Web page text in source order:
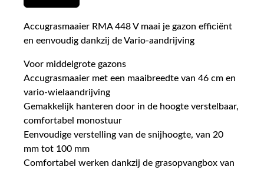
Accugrasmaaier RMA 448 V maai je gazon efficiënt
en eenvoudig dankzij de Vario-aandrijving
Voor middelgrote gazons
Accugrasmaaier met een maaibreedte van 46 cm en
vario-wielaandrijving
Gemakkelijk hanteren door in de hoogte verstelbaar,
comfortabel monostuur
Eenvoudige verstelling van de snijhoogte, van 20
mm tot 100 mm
Comfortabel werken dankzij de grasopvangbox van